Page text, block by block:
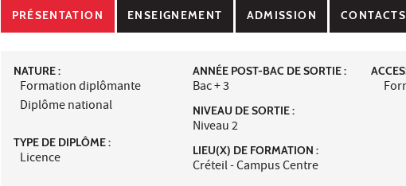
PRÉSENTATION ENSEIGNEMENT ADMISSION CONTACTS
NATURE :
Formation diplômante
Diplôme national
TYPE DE DIPLÔME :
Licence
ANNÉE POST-BAC DE SORTIE :
Bac + 3
NIVEAU DE SORTIE :
Niveau 2
LIEU(X) DE FORMATION :
Créteil - Campus Centre